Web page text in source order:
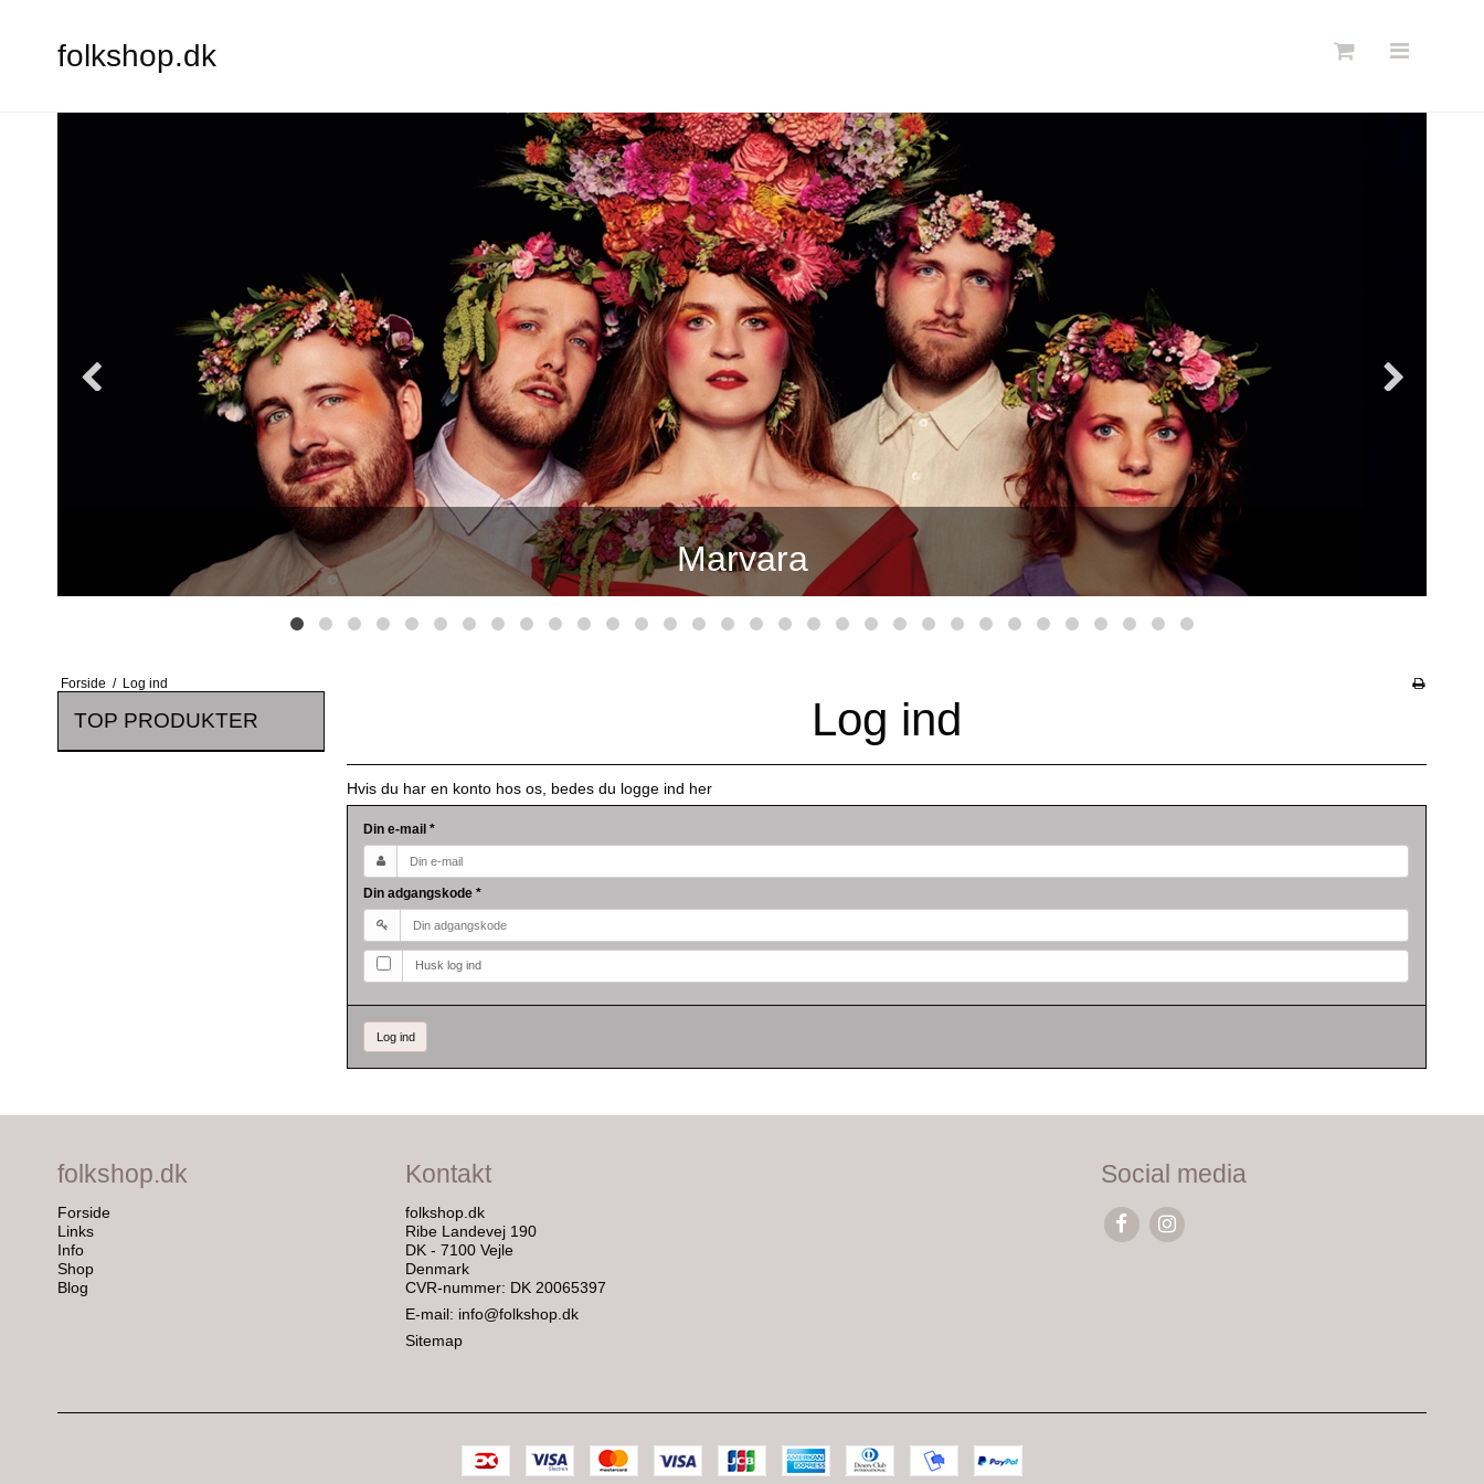
folkshop.dk
Info
Shop
Blog
DKK
Dansk
Marvara
Forside / Log ind
TOP PRODUKTER Log ind
Hvis du har en konto hos os, bedes du logge ind her
Din e-mail*
Din adgangskode*
Husk log ind
Log ind
folkshop.dk
Forside
Links
Info
Shop
Blog
Kontakt
folkshop.dk
Ribe Landevej 190
DK - 7100 Vejle
Denmark
CVR-nummer: DK 20065397
E-mail: info@folkshop.dk
Sitemap
Social media